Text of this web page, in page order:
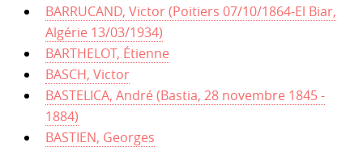
BARRUCAND, Victor (Poitiers 07/10/1864-El Biar,
Algérie 13/03/1934)
BARTHELOT, Étienne
BASCH, Victor
BASTELICA, André (Bastia, 28 novembre 1845 -
1884)
BASTIEN, Georges